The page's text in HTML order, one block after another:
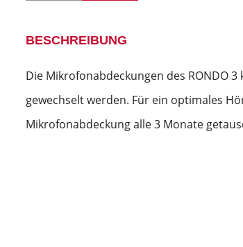
BESCHREIBUNG
Die Mikrofonabdeckungen des RONDO
gewechselt werden. Für ein optimales
Mikrofonabdeckung alle 3 Monate